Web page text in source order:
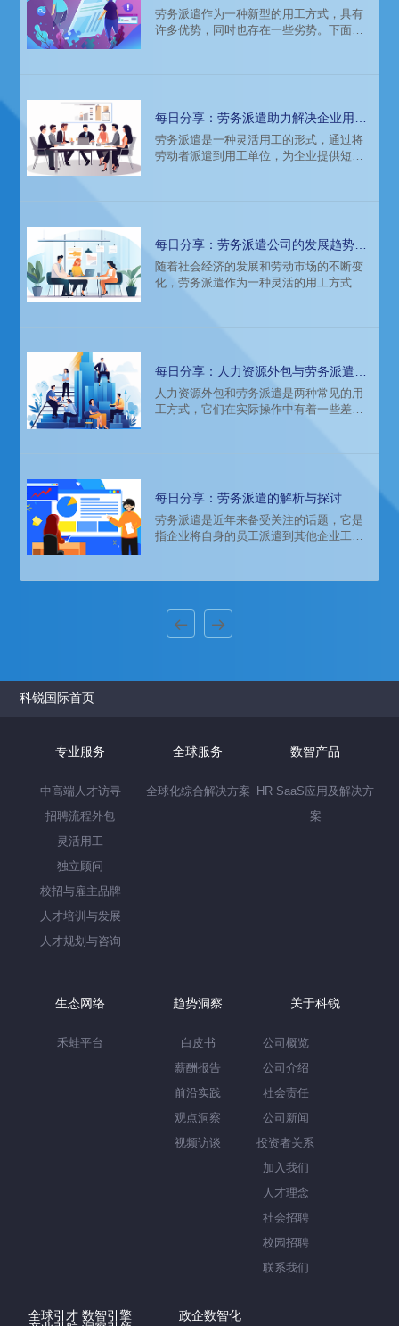
么？
​劳务派遣作为一种新型的用工方式，具有
许多优势，同时也存在一些劣势。下面将
每日分享：劳务派遣助力解决企业用工
难题
​劳务派遣是一种灵活用工的形式，通过将
劳动者派遣到用工单位，为企业提供短
每日分享：劳务派遣公司的发展趋势是
什么？
随着社会经济的发展和劳动市场的不断变
化，劳务派遣作为一种灵活的用工方式，
每日分享：人力资源外包与劳务派遣有
何差异？适合哪些用工场景？
人力资源外包和劳务派遣是两种常见的用
工方式，它们在实际操作中有着一些差
每日分享：劳务派遣的解析与探讨
​劳务派遣是近年来备受关注的话题，它是
指企业将自身的员工派遣到其他企业工
广泛的争议和讨论。本文将从不同角度对
科锐国际首页
专业服务
中高端人才访寻
招聘流程外包
灵活用工
独立顾问
校招与雇主品牌
人才培训与发展
人才规划与咨询
全球服务
全球化综合解决方案
数智产品
HR SaaS应用及解决方
案
生态网络
禾蛙平台
趋势洞察
白皮书
薪酬报告
前沿实践
观点洞察
视频访谈
关于科锐
公司概览
公司介绍
社会责任
公司新闻
投资者关系
加入我们
人才理念
社会招聘
校园招聘
联系我们
全球引才 数智引擎
政企数智化